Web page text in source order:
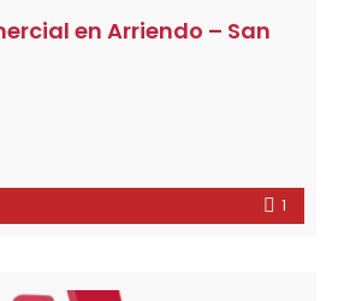
en Arriendo – San
1